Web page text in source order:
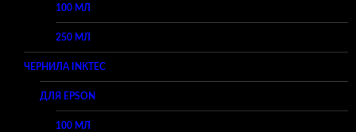
100 МЛ
250 МЛ
ЧЕРНИЛА INKTEC
ДЛЯ EPSON
100 МЛ